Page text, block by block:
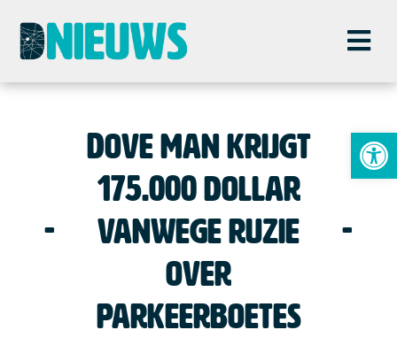
Dove man krijgt
175.000 dollar
vanwege ruzie
over
parkeerboetes